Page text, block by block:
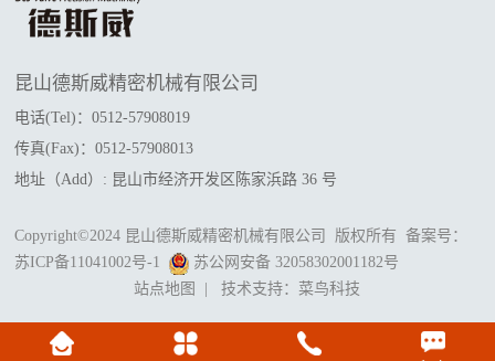
昆山德斯威精密机械有限公司
电话(Tel)：0512-57908019
传真(Fax)：0512-57908013
地址（Add）: 昆山市经济开发区陈家浜路 36 号
Copyright©2024 昆山德斯威精密机械有限公司 版权所有 备案号：
苏ICP备11041002号-1
苏公网安备 32058302001182号
站点地图
| 技术支持： 菜鸟科技